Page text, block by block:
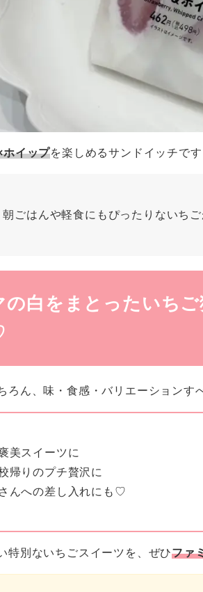
ホイップを楽しめるサンドイッチです
朝ごはんや軽食にもぴったりないちご
の白をまとったいち
ろん、味・食感・バリエーションす
美スイーツに
帰りのプチ贅沢に
んへの差し入れにも♡
特別ないちごスイーツを、ぜひファ